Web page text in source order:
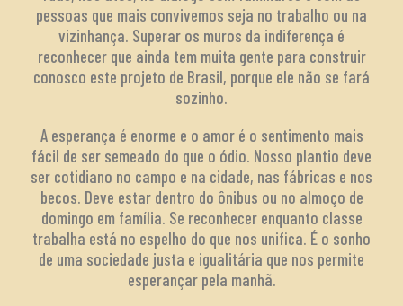
pessoas que mais convivemos seja no trabalho ou na
vizinhança. Superar os muros da indiferença é
reconhecer que ainda tem muita gente para construir
conosco este projeto de Brasil, porque ele não se fará
sozinho.
A esperança é enorme e o amor é o sentimento mais
fácil de ser semeado do que o ódio. Nosso plantio deve
ser cotidiano no campo e na cidade, nas fábricas e nos
becos. Deve estar dentro do ônibus ou no almoço de
domingo em família. Se reconhecer enquanto classe
trabalha está no espelho do que nos unifica. É o sonho
de uma sociedade justa e igualitária que nos permite
esperançar pela manhã.